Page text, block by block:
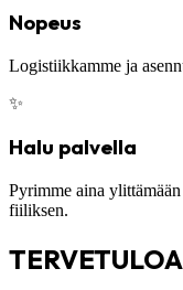
Nopeus
Logistiikkamme ja
✨
Halu palvella
Pyrimme aina
fiiliksen.